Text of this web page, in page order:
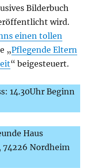
Bilderbuch
wird.
einen tollen
„Pflegende Eltern
“ beigesteuert.
14.30Uhr Beginn
Haus
74226 Nordheim